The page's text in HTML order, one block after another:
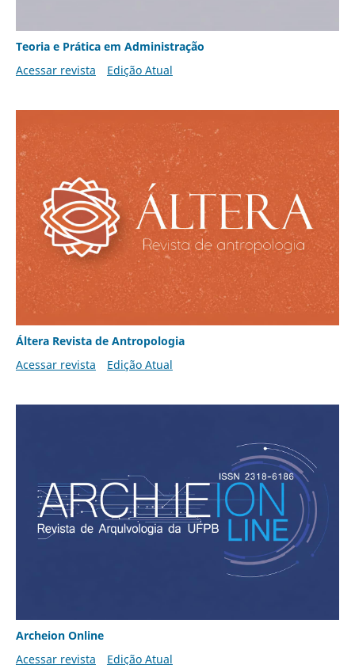
Teoria e Prática em Administração
Acessar revista
Edição Atual
Áltera Revista de Antropologia
Acessar revista
Edição Atual
Archeion Online
Acessar revista
Edição Atual